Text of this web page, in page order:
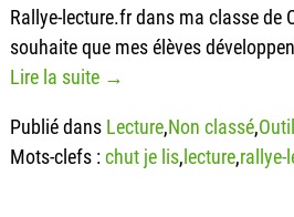
Rallye-lecture.fr dans ma classe de
souhaite que mes élèves
Lire la suite →
Publié dans Lecture,Non classé,
Mots-clefs :chut je lis,lecture,rallye-